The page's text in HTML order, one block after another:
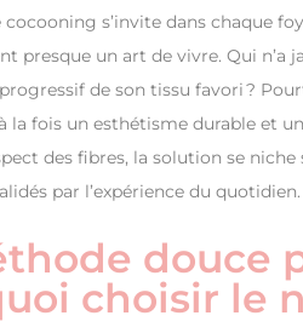
cocooning s’invite dans chaque
presque un art de vivre. Qui n’a
de son tissu favori ?
la fois un esthétisme durable et
des fibres, la solution se
par l’expérience du quotidien.
douce
choisir le